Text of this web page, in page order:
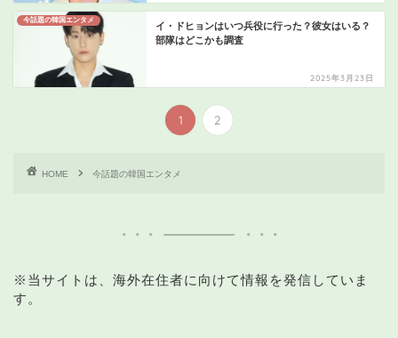
今話題の韓国エンタメ
イ・ドヒョンはいつ兵役に行った？彼女はいる？
部隊はどこかも調査
2025年3月23日
1 2
HOME 今話題の韓国エンタメ
※当サイトは、海外在住者に向けて情報を発信していま
す。